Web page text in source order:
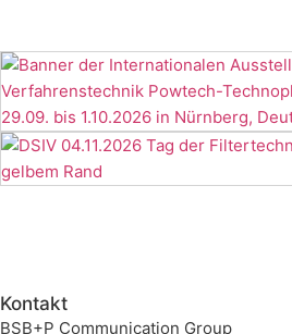
Kontakt
BSB+P Communication Group